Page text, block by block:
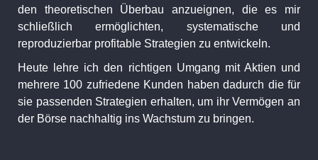
den theoretischen Überbau anzueignen, die es mir
schließlich ermöglichten, systematische und
reproduzierbar profitable Strategien zu entwickeln.
Heute lehre ich den richtigen Umgang mit Aktien und
mehrere 100 zufriedene Kunden haben dadurch die für
sie passenden Strategien erhalten, um ihr Vermögen an
der Börse nachhaltig ins Wachstum zu bringen.